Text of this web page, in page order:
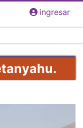
ingresar